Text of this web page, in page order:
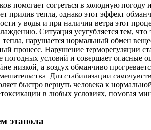
помогает согреться в холодную
прилив тепла, однако этот эффект
у воды и при наличии ветра этот
Ситуация усугубляется тем,
тепла, нарушается нормальный обмен
процесс. Нарушение терморегуляции
погодных условий и совершает опасные
низкой, а воздух обманчиво
Для стабилизации
быстро вернуть человека к
в любых условиях, помогая
этанола